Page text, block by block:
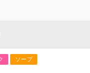
ソープ